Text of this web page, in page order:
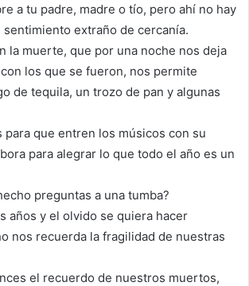
a tu padre, madre o tío, pero ahí no hay
sentimiento extraño de cercanía.
la muerte, que por una noche nos deja
los que se fueron, nos permite
de tequila, un trozo de pan y algunas
para que entren los músicos con su
para alegrar lo que todo el año es un
preguntas a una tumba?
años y el olvido se quiera hacer
nos recuerda la fragilidad de nuestras
el recuerdo de nuestros muertos,